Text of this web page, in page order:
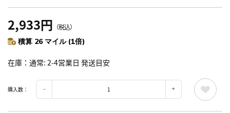
2,933円 （税込）
積算 26 マイル (1倍)
在庫 通常: 2-4営業日 発送目安
購入数：